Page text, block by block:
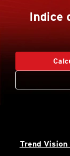
Indice
Trend Vision